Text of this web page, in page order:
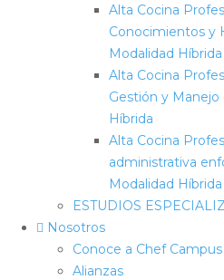
Alta Cocina
Conocimientos y
Modalidad Híbrida
Alta Cocina
Gestión y Manejo
Híbrida
Alta Cocina
administrativa
Modalidad Híbrida
ESTUDIOS
Nosotros
Conoce a Chef Campus
Alianzas